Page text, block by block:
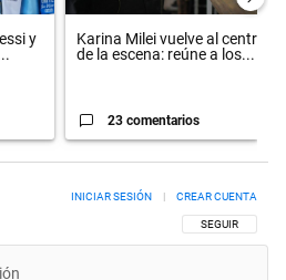
y
Karina Milei vuelve al centro
de la escena: reúne a los...
23 comentarios
SIGA ESTA
SEGUIR
INICIAR SESIÓN CREAR CUENTA